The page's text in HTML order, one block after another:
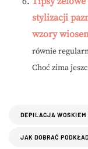
stylizacji
wzory
równie
Choć zima
DEPILACJA WOSKIEM
JAK DOBRAĆ